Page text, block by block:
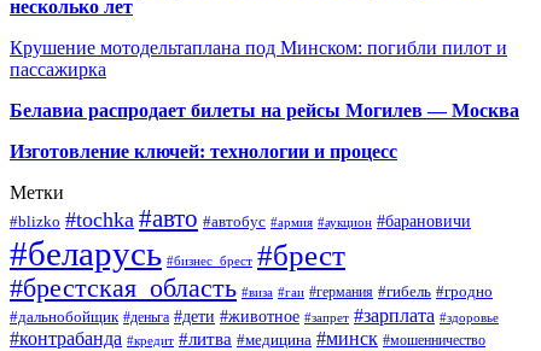
несколько лет
Крушение мотодельтаплана под Минском: погибли пилот и
пассажирка
Белавиа распродает билеты на рейсы Могилев — Москва
Изготовление ключей: технологии и процесс
Метки
#blizko #tochka #авто #автобус #армия #аукцион #барановичи
#беларусь #бизнес_брест #брест
#брестская_область #виза #гаи #германия #гибель #гродно
#дальнобойщик #деньга #дети #животное #запрет #зарплата #здоровье
#контрабанда #кредит #литва #медицина #минск #мошенничество